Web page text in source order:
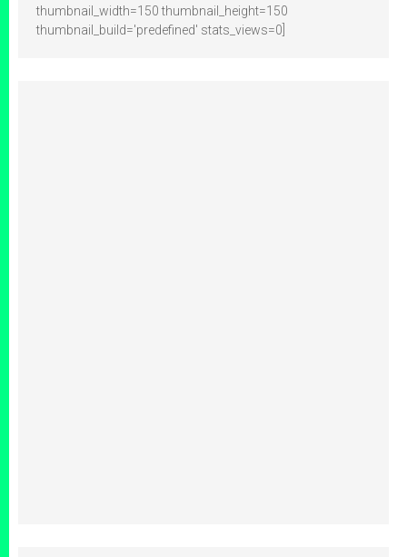
thumbnail_width=150 thumbnail_height=150
thumbnail_build='predefined' stats_views=0]